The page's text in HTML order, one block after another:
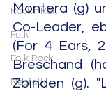
Rock'n'Roll
Folk
Folk Rock
Neofolk
Montera (g)
Co-Leader,
(For 4 Ears,
Breschand
Zbinden (g).